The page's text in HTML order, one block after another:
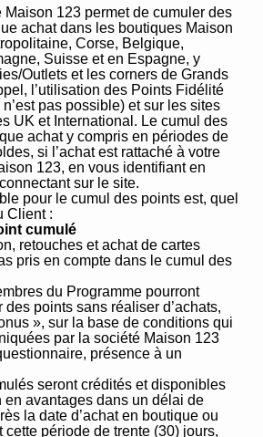
Maison 123 permet de cumuler des
achat dans les boutiques Maison
Corse, Belgique,
Suisse et en Espagne, y
Outlets et les corners de Grands
l’utilisation des Points Fidélité
pas possible) et sur les sites
UK et International. Le cumul des
achat y compris en périodes de
si l’achat est rattaché à votre
123, en vous identifiant en
sur le site.
pour le cumul des points est, quel
Client :
cumulé
retouches et achat de cartes
pris en compte dans le cumul des
du Programme pourront
points sans réaliser d’achats,
», sur la base de conditions qui
par la société Maison 123
présence à un
seront crédités et disponibles
en avantages dans un délai de
la date d’achat en boutique ou
cette période de trente (30) jours,